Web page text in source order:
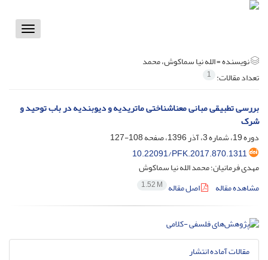
Toggle
نویسنده =الله نیا سماکوش، محمد
تعداد مقالات: 1
بررسی تطبیقی مبانی معناشناختی ماتریدیه و دیوبندیه در باب توحید و
شرک
دوره 19، شماره 3، آذر 1396، صفحه
108-127
10.22091/PFK.2017.870.1311
مهدی فرمانیان؛ محمد الله نیا سماکوش
مشاهده مقاله
اصل مقاله 1.52 M
مقالات آماده انتشار